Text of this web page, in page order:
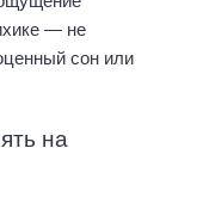
— не
сон или
на